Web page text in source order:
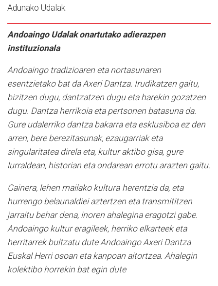
Adunako Udalak.
Andoaingo Udalak onartutako adierazpen
instituzionala
Andoaingo tradizioaren eta nortasunaren
esentzietako bat da Axeri Dantza. Irudikatzen gaitu,
bizitzen dugu, dantzatzen dugu eta harekin gozatzen
dugu. Dantza herrikoia eta pertsonen batasuna da.
Gure udalerriko dantza bakarra eta esklusiboa ez den
arren, bere berezitasunak, ezaugarriak eta
singularitatea direla eta, kultur aktibo gisa, gure
lurraldean, historian eta ondarean errotu arazten gaitu.
Gainera, lehen mailako kultura-herentzia da, eta
hurrengo belaunaldiei aztertzen eta transmititzen
jarraitu behar dena, inoren ahalegina eragotzi gabe.
Andoaingo kultur eragileek, herriko elkarteek eta
herritarrek bultzatu dute Andoaingo Axeri Dantza
Euskal Herri osoan eta kanpoan aitortzea. Ahalegin
kolektibo horrekin bat egin dute